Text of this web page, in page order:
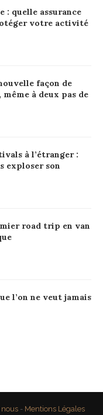
: quelle assurance
votre activité
façon de
à deux pas de
à l’étranger :
exploser son
road trip en van
l’on ne veut jamais
- Mentions Légales